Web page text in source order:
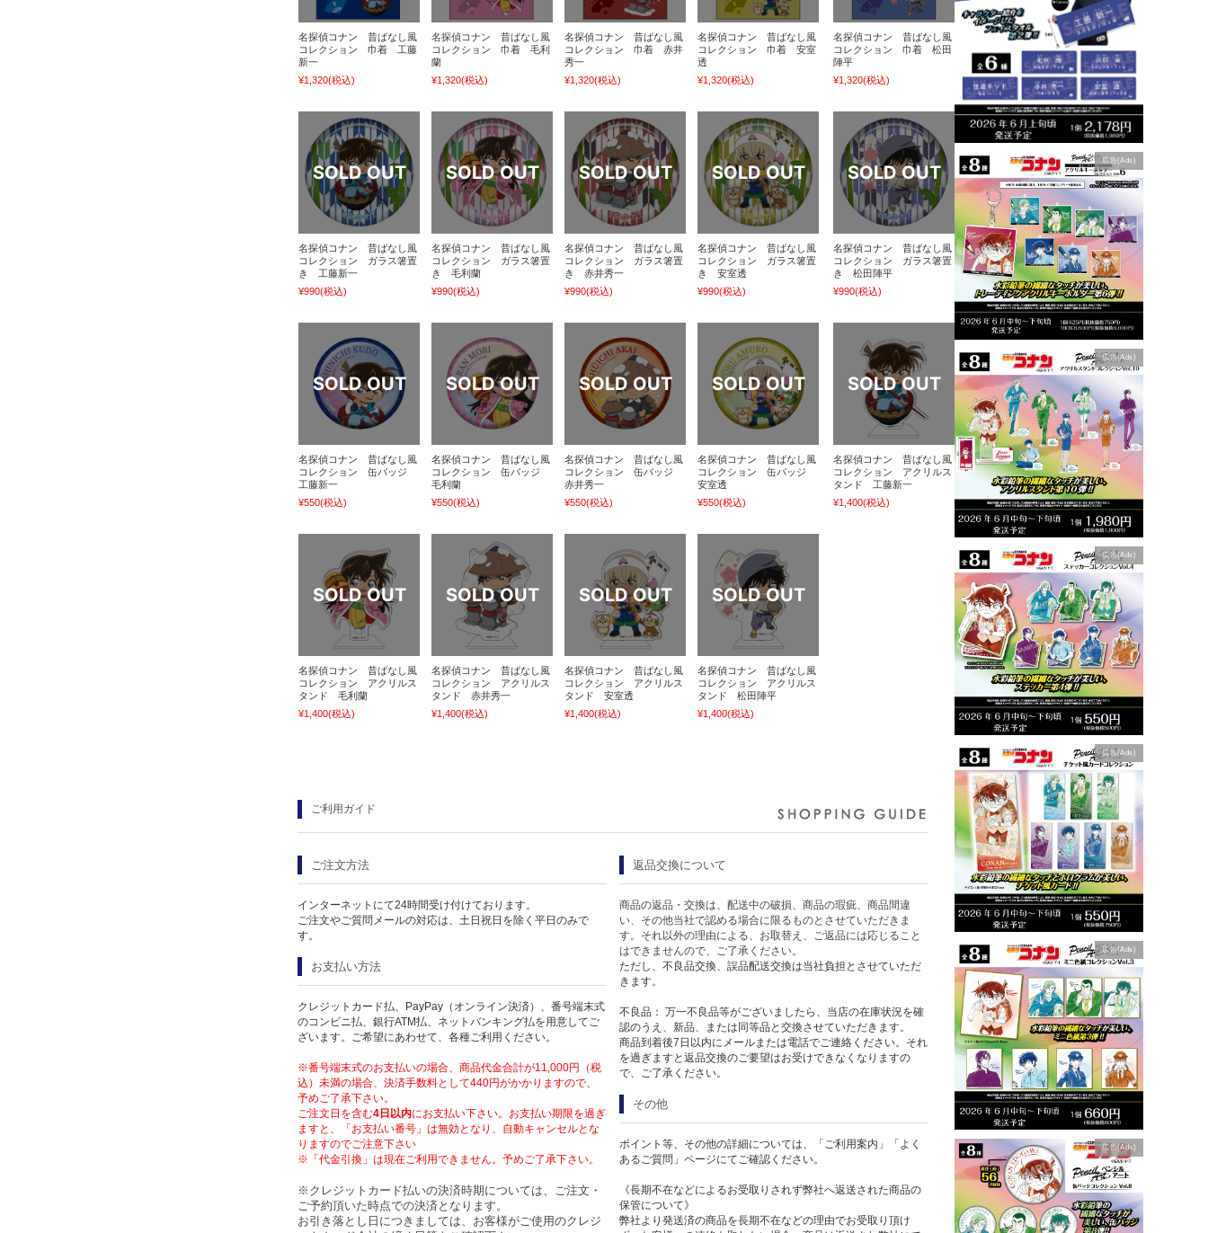
広告(Ads)
広告(Ads)
広告(Ads)
広告(Ads)
広告(Ads)
広告(Ads)
名探偵コナン 昔ばなし風
コレクション 巾着 工藤
新一
¥1,320(税込)
名探偵コナン 昔ばなし風
コレクション 巾着 毛利
蘭
¥1,320(税込)
名探偵コナン 昔ばなし風
コレクション 巾着 赤井
秀一
¥1,320(税込)
名探偵コナン 昔ばなし風
コレクション 巾着 安室
透
¥1,320(税込)
名探偵コナン 昔ばなし風
コレクション 巾着 松田
陣平
¥1,320(税込)
名探偵コナン 昔ばなし風
コレクション ガラス箸置
き 工藤新一
¥990(税込)
名探偵コナン 昔ばなし風
コレクション ガラス箸置
き 毛利蘭
¥990(税込)
名探偵コナン 昔ばなし風
コレクション ガラス箸置
き 赤井秀一
¥990(税込)
名探偵コナン 昔ばなし風
コレクション ガラス箸置
き 安室透
¥990(税込)
名探偵コナン 昔ばなし風
コレクション ガラス箸置
き 松田陣平
¥990(税込)
名探偵コナン 昔ばなし風
コレクション 缶バッジ
工藤新一
¥550(税込)
名探偵コナン 昔ばなし風
コレクション 缶バッジ
毛利蘭
¥550(税込)
名探偵コナン 昔ばなし風
コレクション 缶バッジ
赤井秀一
¥550(税込)
名探偵コナン 昔ばなし風
コレクション 缶バッジ
安室透
¥550(税込)
名探偵コナン 昔ばなし風
コレクション アクリルス
タンド 工藤新一
¥1,400(税込)
名探偵コナン 昔ばなし風
コレクション アクリルス
タンド 毛利蘭
¥1,400(税込)
名探偵コナン 昔ばなし風
コレクション アクリルス
タンド 赤井秀一
¥1,400(税込)
名探偵コナン 昔ばなし風
コレクション アクリルス
タンド 安室透
¥1,400(税込)
名探偵コナン 昔ばなし風
コレクション アクリルス
タンド 松田陣平
¥1,400(税込)
ご利用ガイド
ご注文方法
インターネットにて24時間受け付けております。
ご注文やご質問メールの対応は、土日祝日を除く平日のみで
す。
お支払い方法
クレジットカード払、PayPay（オンライン決済）、番号端末式
のコンビニ払、銀行ATM払、ネットバンキング払を用意してご
ざいます。ご希望にあわせて、各種ご利用ください。
※番号端末式のお支払いの場合、商品代金合計が11,000円（税
込）未満の場合、決済手数料として440円がかかりますので、
予めご了承下さい。
ご注文日を含む4日以内にお支払い下さい。お支払い期限を過ぎ
ますと、「お支払い番号」は無効となり、自動キャンセルとな
りますのでご注意下さい
※「代金引換」は現在ご利用できません。予めご了承下さい。
※クレジットカード払いの決済時期については、ご注文・
ご予約頂いた時点での決済となります。
お引き落とし日につきましては、お客様がご使用のクレジ
返品交換について
商品の返品・交換は、配送中の破損、商品の瑕疵、商品間違
い、その他当社で認める場合に限るものとさせていただきま
す。それ以外の理由による、お取替え、ご返品には応じること
はできませんので、ご了承ください。
ただし、不良品交換、誤品配送交換は当社負担とさせていただ
きます。
不良品： 万一不良品等がございましたら、当店の在庫状況を確
認のうえ、新品、または同等品と交換させていただきます。
商品到着後7日以内にメールまたは電話でご連絡ください。それ
を過ぎますと返品交換のご要望はお受けできなくなりますの
で、ご了承ください。
その他
ポイント等、その他の詳細については、「ご利用案内」「よく
あるご質問」ページにてご確認ください。
《長期不在などによるお受取りされず弊社へ返送された商品の
保管について》
弊社より発送済の商品を長期不在などの理由でお受取り頂け